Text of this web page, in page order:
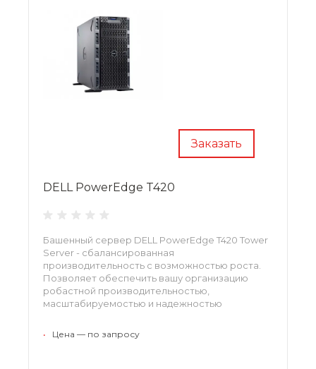
Заказать
DELL PowerEdge T420
Башенный сервер DELL PowerEdge T420 Tower
Server - сбалансированная
производительность с возможностью роста.
Позволяет обеспечить вашу организацию
робастной производительностью,
масштабируемостью и надежностью
башенного сервера PowerEdge T420.
• Цена — по запросу